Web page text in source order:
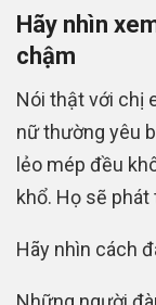
Hãy nhìn
chậm
Nói thật với chị
nữ thường yêu
lẻo mép đều
khổ. Họ sẽ
Hãy nhìn cách